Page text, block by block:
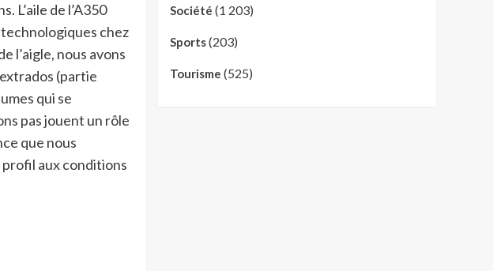
L’aile de l’A350
technologiques chez
l’aigle, nous avons
(partie
qui se
pas jouent un rôle
que nous
profil aux conditions
Société (1 203)
Sports(203)
Tourisme (525)